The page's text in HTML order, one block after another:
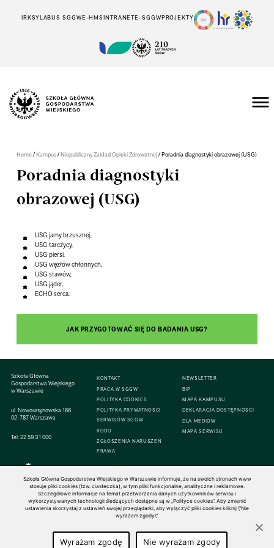
IRKSYLABUS SGGWE-HMSINTRANETE-SGGWPROJEKTY
Home/Kampus/Niepubliczny Zakład Opieki Zdrowotnej/Poradnia diagnostyki obrazowej (USG)
Poradnia diagnostyki
obrazowej (USG)
USG jamy brzusznej,
USG tarczycy,
USG piersi,
USG węzłów chłonnych,
USG stawów,
USG jąder,
ECHO serca.
JAK PRZYGOTOWAĆ SIĘ DO BADANIA USG?
Szkoła Główna
Gospodarstwa Wiejskiego
w Warszawie
ul. Nowoursynowska 166
02-787 Warszawa
Tel:22 59 31 000
KONTAKT
PRACA W SGGW
POLITYKA COOKIES
POLITYKA PRYWATNOŚCI
SERWISÓW SGGW
RODO
ZGŁOSZENIA NARUSZEŃ
PRAWA
NEWSLETTER
BIP
MAPA KAMPUSU
DEKLARACJA DOSTĘPNOŚCI
DLA MEDIÓW
MAPA SERWISU
© 1816–2026 SGGW — ALL RIGHTS RESERVED
Szkoła Główna Gospodarstwa Wiejskiego w Warszawie informuje, że na swoich stronach www
stosuje pliki cookies (tzw. ciasteczka), w tym pliki funkcjonalne, analityczne i reklamowe.
Szczegółowe informacje na temat przetwarzania danych użytkowników serwisu i
wykorzystywanych technologii śledzących dostępne są w „Polityce cookies”. Aby zmienić
ustawienia skorzystaj z ustawień swojej przeglądarki, aby wyłączyć pliki cookies kliknij \"Nie
wyrażam zgody\".
Wyrażam zgodę Nie wyrażam zgody